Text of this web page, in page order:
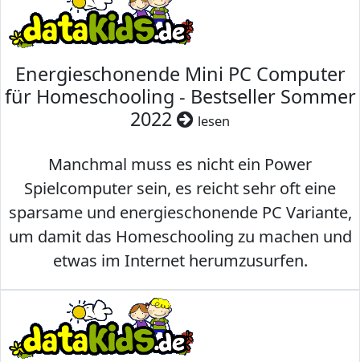
Energieschonende Mini PC Computer
für Homeschooling - Bestseller Sommer
2022
lesen
Manchmal muss es nicht ein Power
Spielcomputer sein, es reicht sehr oft eine
sparsame und energieschonende PC Variante,
um damit das Homeschooling zu machen und
etwas im Internet herumzusurfen.